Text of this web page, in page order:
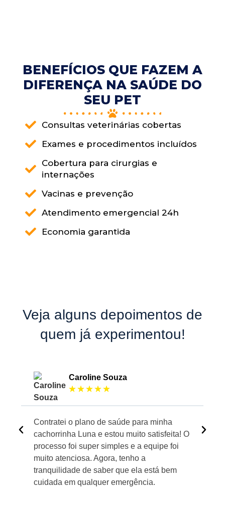
BENEFÍCIOS QUE FAZEM A
DIFERENÇA NA SAÚDE DO
SEU PET
Consultas veterinárias cobertas
Exames e procedimentos incluídos
Cobertura para cirurgias e
internações
Vacinas e prevenção
Atendimento emergencial 24h
Economia garantida
Veja alguns depoimentos de
quem já experimentou!
Caroline Souza
☆ ☆ ☆ ☆ ☆
Contratei o plano de saúde para minha
cachorrinha Luna e estou muito satisfeita! O
processo foi super simples e a equipe foi
muito atenciosa. Agora, tenho a
tranquilidade de saber que ela está bem
cuidada em qualquer emergência.